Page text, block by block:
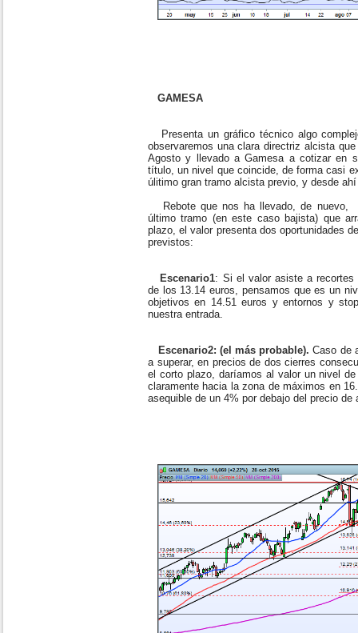
GAMESA
Presenta un gráfico técnico algo
observaremos una clara directriz alcista
Agosto y llevado a Gamesa a cotizar en
título, un nivel que coincide, de forma casi
úlitimo gran tramo alcista previo, y desde
Rebote que nos ha llevado, de nuevo,
último tramo (en este caso bajista) que
plazo, el valor presenta dos oportunidades
previstos:
Escenario1: Si el valor asiste a recortes
de los 13.14 euros, pensamos que es un
objetivos en 14.51 euros y entornos y
nuestra entrada.
Escenario2: (el más probable). Caso de
a superar, en precios de dos cierres
el corto plazo, daríamos al valor un nivel
claramente hacia la zona de máximos en
asequible de un 4% por debajo del precio de